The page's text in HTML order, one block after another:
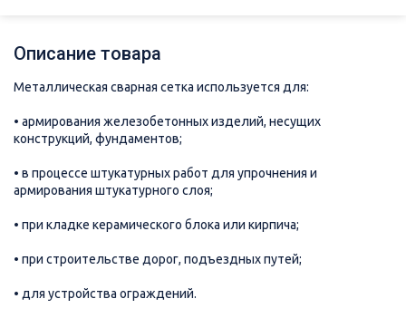
Описание товара
Металлическая сварная сетка используется для:
• армирования железобетонных изделий, несущих
конструкций, фундаментов;
• в процессе штукатурных работ для упрочнения и
армирования штукатурного слоя;
• при кладке керамического блока или кирпича;
• при строительстве дорог, подъездных путей;
• для устройства ограждений.